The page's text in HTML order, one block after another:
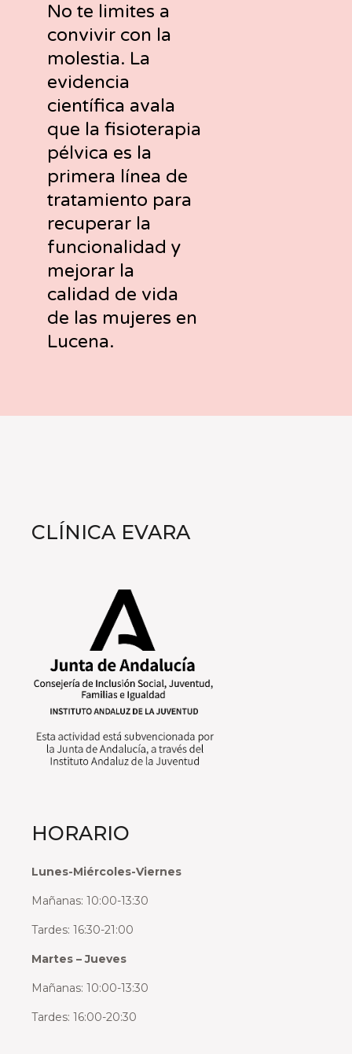
No te limites a
convivir con la
molestia. La
evidencia
científica avala
que la fisioterapia
pélvica es la
primera línea de
tratamiento para
recuperar la
funcionalidad y
mejorar la
calidad de vida
de las mujeres en
Lucena.
CLÍNICA EVARA
HORARIO
Lunes-Miércoles-Viernes
Mañanas: 10:00-13:30
Tardes: 16:30-21:00
Martes – Jueves
Mañanas: 10:00-13:30
Tardes: 16:00-20:30